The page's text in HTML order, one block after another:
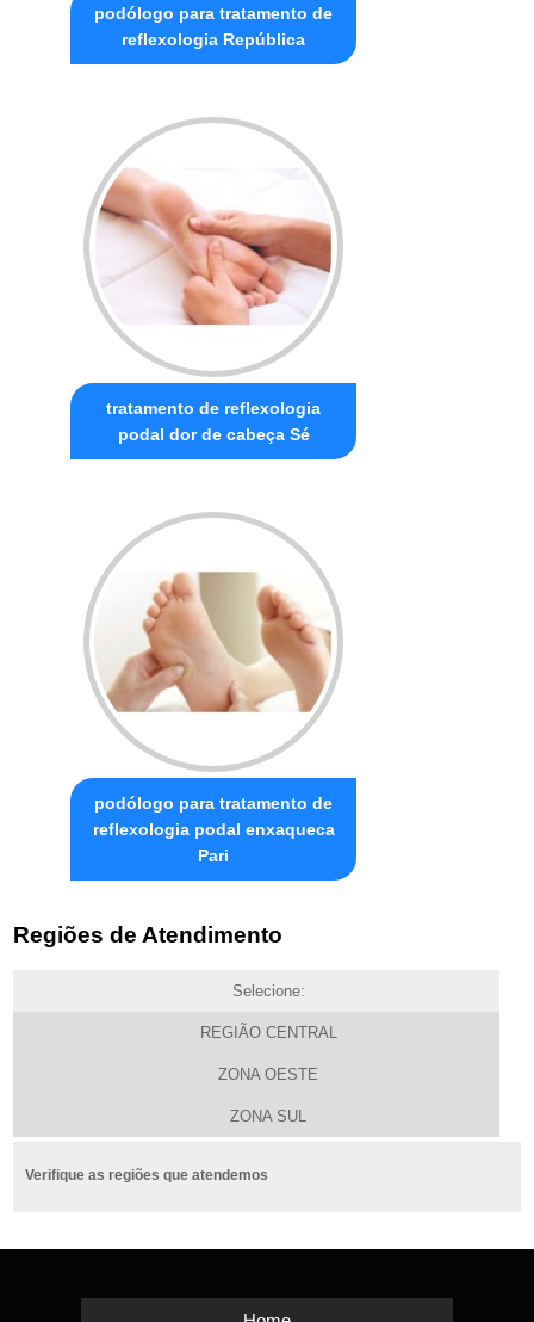
podólogo para tratamento de
reflexologia República
tratamento de reflexologia
podal dor de cabeça Sé
podólogo para tratamento de
reflexologia podal enxaqueca
Pari
Regiões de Atendimento
Selecione:
REGIÃO CENTRAL
ZONA OESTE
ZONA SUL
Verifique as regiões que atendemos